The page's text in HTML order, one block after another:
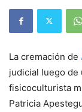
La cremación de
judicial luego de
fisicoculturista
Patricia